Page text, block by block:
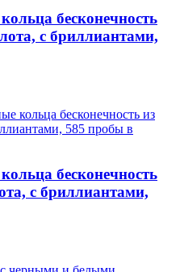
бесконечность
с бриллиантами,
бесконечность
с бриллиантами,